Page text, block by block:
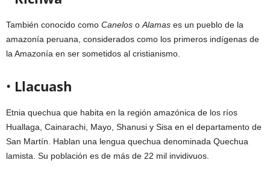
También conocido como Canelos o Alamas es un pueblo de la
amazonía peruana, considerados como los primeros indígenas de
la Amazonía en ser sometidos al cristianismo.
• Llacuash
Etnia quechua que habita en la región amazónica de los ríos
Huallaga, Cainarachi, Mayo, Shanusi y Sisa en el departamento de
San Martín. Hablan una lengua quechua denominada Quechua
lamista. Su población es de más de 22 mil invidivuos.